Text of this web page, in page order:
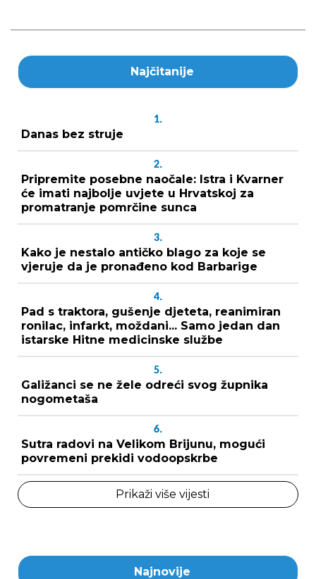
Najčitanije
1.
Danas bez struje
2.
Pripremite posebne naočale: Istra i Kvarner
će imati najbolje uvjete u Hrvatskoj za
promatranje pomrčine sunca
3.
Kako je nestalo antičko blago za koje se
vjeruje da je pronađeno kod Barbarige
4.
Pad s traktora, gušenje djeteta, reanimiran
ronilac, infarkt, moždani... Samo jedan dan
istarske Hitne medicinske službe
5.
Galižanci se ne žele odreći svog župnika
nogometaša
6.
Sutra radovi na Velikom Brijunu, mogući
povremeni prekidi vodoopskrbe
Prikaži više vijesti
Najnovije